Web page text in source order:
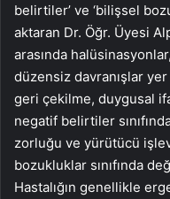
belirtiler’ ve ‘bilişsel
aktaran Dr. Öğr. Üyesi
arasında
düzensiz davranışlar
geri çekilme, duygusal
negatif belirtiler
zorluğu ve yürütücü
bozukluklar sınıfında
Hastalığın genellikle